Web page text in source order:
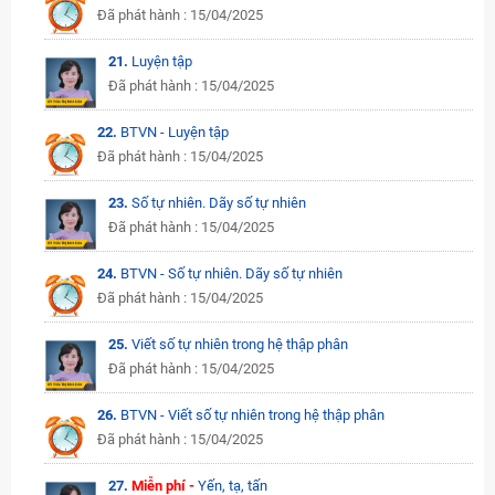
Đã phát hành : 15/04/2025
21. Luyện tập
Đã phát hành : 15/04/2025
22. BTVN - Luyện tập
Đã phát hành : 15/04/2025
23. Số tự nhiên. Dãy số tự nhiên
Đã phát hành : 15/04/2025
24. BTVN - Số tự nhiên. Dãy số tự nhiên
Đã phát hành : 15/04/2025
25. Viết số tự nhiên trong hệ thập phân
Đã phát hành : 15/04/2025
26. BTVN - Viết số tự nhiên trong hệ thập phân
Đã phát hành : 15/04/2025
27. Miễn phí - Yến, tạ, tấn